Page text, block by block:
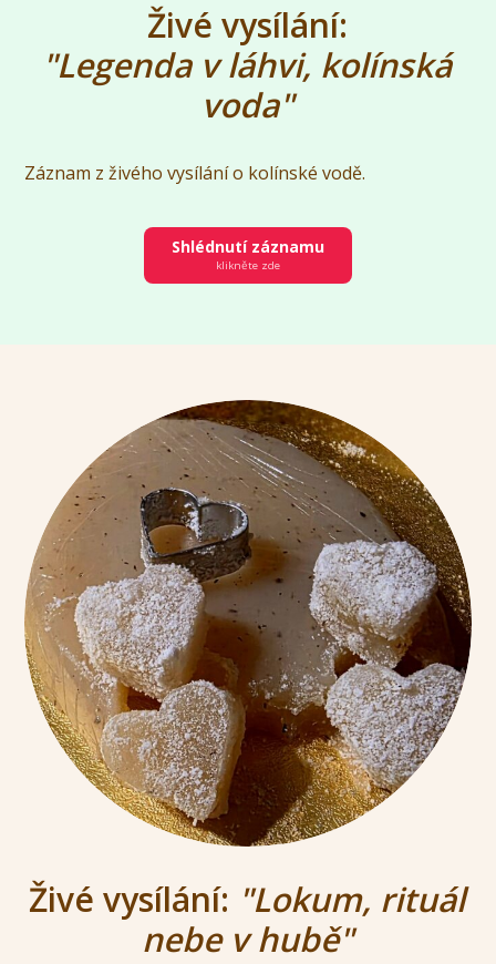
Živé vysílání:
"Legenda v láhvi, kolínská
voda"
Záznam z živého vysílání o kolínské vodě.
Shlédnutí záznamu
klikněte zde
Živé vysílání: "Lokum, rituál
nebe v hubě"